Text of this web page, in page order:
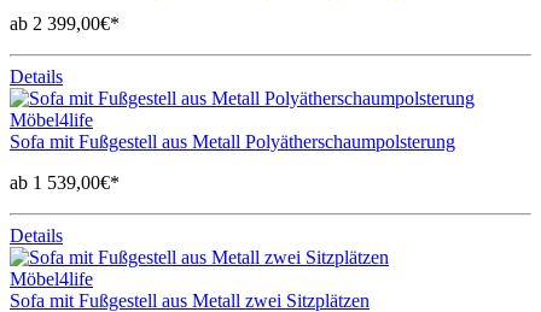
ab 2 399,00€*
Details
Möbel4life
Sofa mit Fußgestell aus Metall Polyätherschaumpolsterung
ab 1 539,00€*
Details
Möbel4life
Sofa mit Fußgestell aus Metall zwei Sitzplätzen